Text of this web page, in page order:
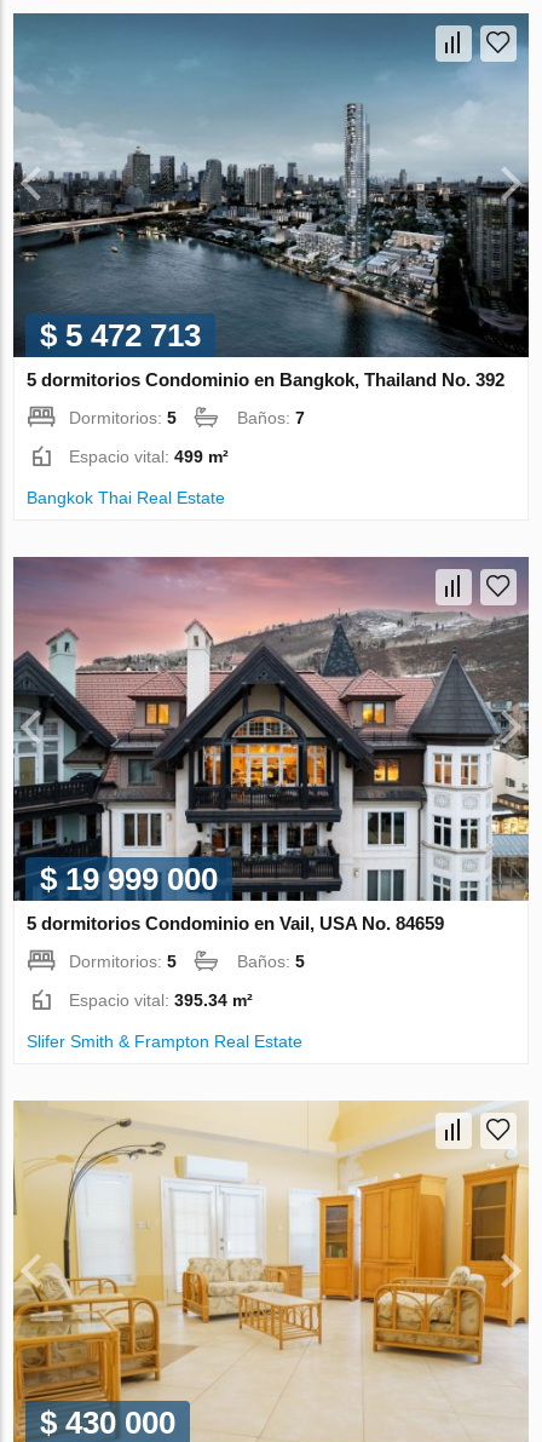
$ 5 472 713
5 dormitorios Condominio en Bangkok, Thailand No. 392
Dormitorios:5 Baños:7
Espacio vital:499 m²
Bangkok Thai Real Estate
$ 19 999 000
5 dormitorios Condominio en Vail, USA No. 84659
Dormitorios:5 Baños:5
Espacio vital:395.34 m²
Slifer Smith & Frampton Real Estate
$ 430 000